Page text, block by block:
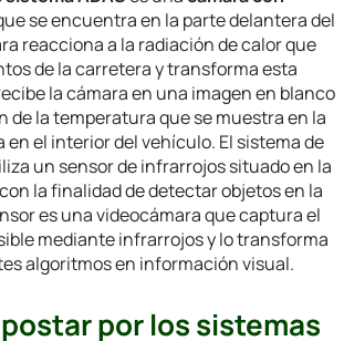
se encuentra en la parte delantera del
reacciona a la radiación de calor que
de la carretera y transforma esta
la cámara en una imagen en blanco
de la temperatura que se muestra en la
el interior del vehículo. El sistema de
un sensor de infrarrojos situado en la
la finalidad de detectar objetos en la
es una videocámara que captura el
mediante infrarrojos y lo transforma
algoritmos en información visual.
por los sistemas